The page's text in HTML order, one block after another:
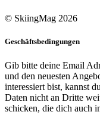
© SkiingMag 2026
Geschäftsbedingungen
Gib bitte deine Email
und den neuesten
interessiert bist, kannst
Daten nicht an Dritte
schicken, die dich auch